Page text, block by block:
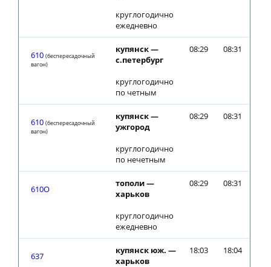
круглогодично
ежедневно
610 (беспересадочный
вагон)
купянск —
с.петербург
круглогодично
по четным
08:29 08:31
610 (беспересадочный
вагон)
купянск —
ужгород
круглогодично
по нечетным
08:29 08:31
610О
тополи —
харьков
круглогодично
ежедневно
08:29 08:31
637
купянск юж. —
харьков
18:03 18:04